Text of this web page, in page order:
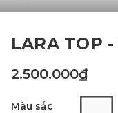
LARA TOP
2.500.000₫
Màu sắc